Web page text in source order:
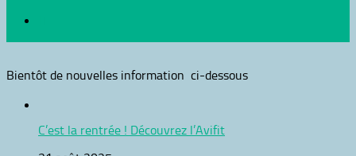
Bientôt de nouvelles information ci-dessous
C’est la rentrée ! Découvrez l’Avifit